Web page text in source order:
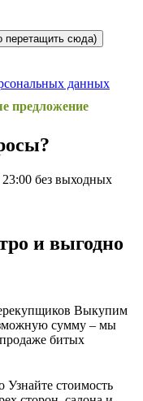
перетащить сюда)
данных
предложение
без выходных
и выгодно
Выкупим
сумму – мы
битых
Узнайте стоимость